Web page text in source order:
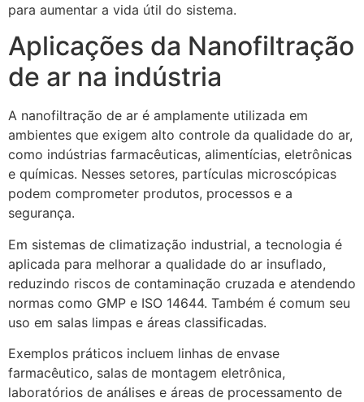
para aumentar a vida útil do sistema.
Aplicações da Nanofiltração
de ar na indústria
A nanofiltração de ar é amplamente utilizada em
ambientes que exigem alto controle da qualidade do ar,
como indústrias farmacêuticas, alimentícias, eletrônicas
e químicas. Nesses setores, partículas microscópicas
podem comprometer produtos, processos e a
segurança.
Em sistemas de climatização industrial, a tecnologia é
aplicada para melhorar a qualidade do ar insuflado,
reduzindo riscos de contaminação cruzada e atendendo
normas como GMP e ISO 14644. Também é comum seu
uso em salas limpas e áreas classificadas.
Exemplos práticos incluem linhas de envase
farmacêutico, salas de montagem eletrônica,
laboratórios de análises e áreas de processamento de